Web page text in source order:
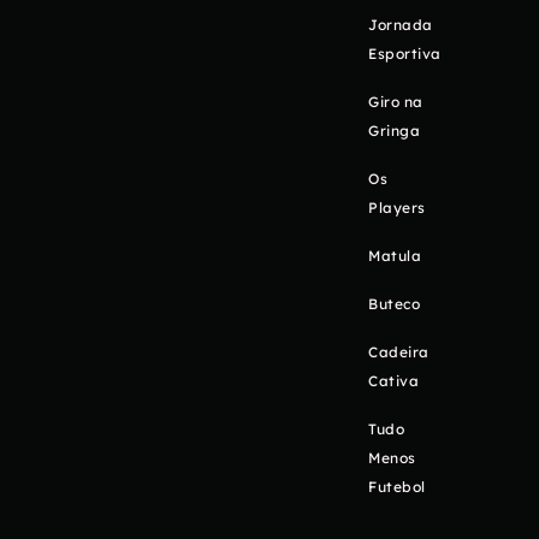
Jornada
Esportiva
Giro na
Gringa
Os
Players
Matula
Buteco
Cadeira
Cativa
Tudo
Menos
Futebol